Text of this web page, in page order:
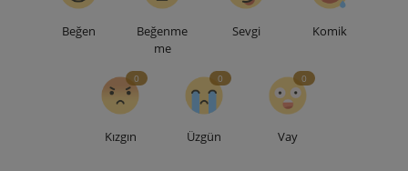
Beğen
Beğenme
me
Sevgi Komik
Kızgın
0
Üzgün
0
Vay
0